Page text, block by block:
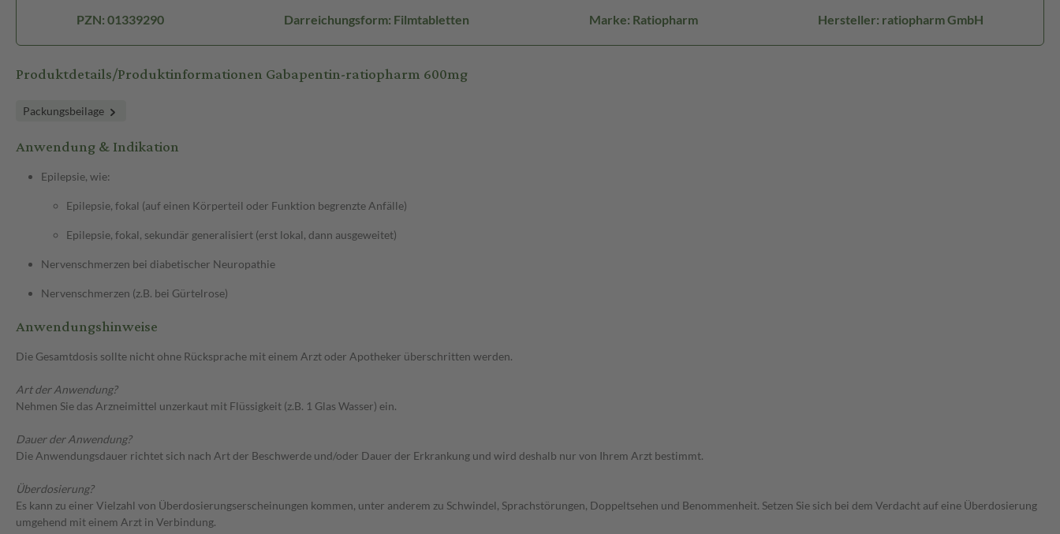
PZN: 01339290 Darreichungsform: Filmtabletten Marke: Ratiopharm Hersteller: ratiopharm GmbH
Produktdetails/Produktinformationen Gabapentin-ratiopharm 600mg
Packungsbeilage
Anwendung & Indikation
Epilepsie, wie:
Epilepsie, fokal (auf einen Körperteil oder Funktion begrenzte Anfälle)
Epilepsie, fokal, sekundär generalisiert (erst lokal, dann ausgeweitet)
Nervenschmerzen bei diabetischer Neuropathie
Nervenschmerzen (z.B. bei Gürtelrose)
Anwendungshinweise
Die Gesamtdosis sollte nicht ohne Rücksprache mit einem Arzt oder Apotheker überschritten werden.
Art der Anwendung?
Nehmen Sie das Arzneimittel unzerkaut mit Flüssigkeit (z.B. 1 Glas Wasser) ein.
Dauer der Anwendung?
Die Anwendungsdauer richtet sich nach Art der Beschwerde und/oder Dauer der Erkrankung und wird deshalb nur von Ihrem Arzt bestimmt.
Überdosierung?
Es kann zu einer Vielzahl von Überdosierungserscheinungen kommen, unter anderem zu Schwindel, Sprachstörungen, Doppeltsehen und Benommenheit. Setzen Sie sich bei dem Verdacht auf eine Überdosierung
umgehend mit einem Arzt in Verbindung.